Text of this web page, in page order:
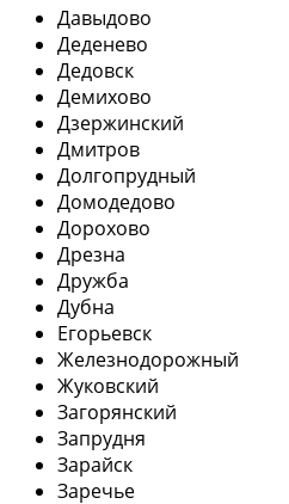
Давыдово
Деденево
Дедовск
Демихово
Дзержинский
Дмитров
Долгопрудный
Домодедово
Дорохово
Дрезна
Дружба
Дубна
Егорьевск
Железнодорожный
Жуковский
Загорянский
Запрудня
Зарайск
Заречье